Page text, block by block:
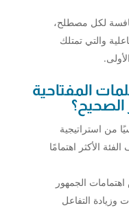
لكل مصطلح،
والتي تمتلك
المفتاحية
من استراتيجية
الأكثر اهتمامًا
الجمهور
التفاعل